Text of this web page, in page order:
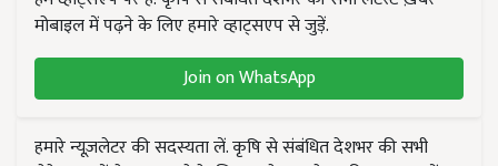
मोबाइल में पढ़ने के लिए हमारे व्हाट्सएप से जुड़ें.
Join on WhatsApp
हमारे न्यूज़लेटर की सदस्यता लें. कृषि से संबंधित देशभर की सभी